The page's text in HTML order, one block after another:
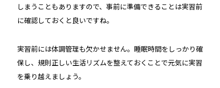
しまうこともありますので、事前に準備できることは実習前
に確認しておくと良いですね。
実習前には体調管理も欠かせません。睡眠時間をしっかり確
保し、規則正しい生活リズムを整えておくことで元気に実習
を乗り越えましょう。